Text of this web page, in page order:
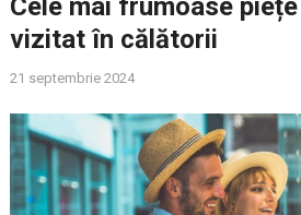
Cele mai frumoase
vizitat în călătorii
21 septembrie 2024